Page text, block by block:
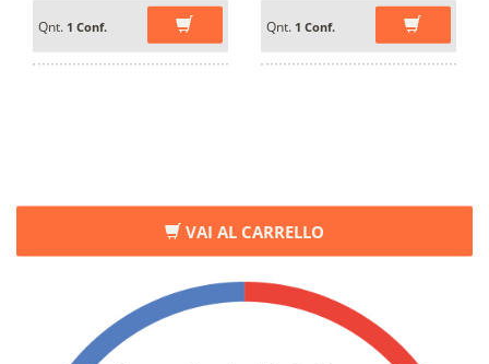
VAI AL CARRELLO
Qnt. 1 Conf.
Qnt. 1 Conf.